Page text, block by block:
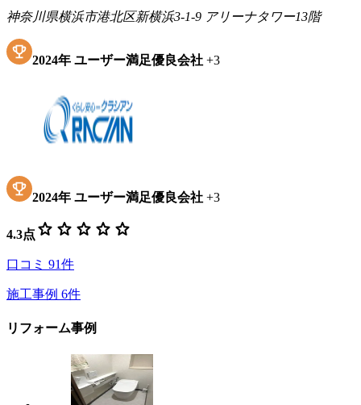
神奈川県横浜市港北区新横浜3-1-9 アリーナタワー13階
2024年 ユーザー満足優良会社 +3
2024年 ユーザー満足優良会社 +3
4.3点 star star star star star
口コミ 91件
施工事例 6件
リフォーム事例